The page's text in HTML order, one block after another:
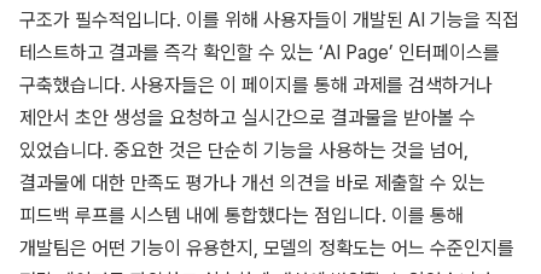
구조가 필수적입니다. 이를 위해 사용자들이 개발된 AI 기능을 직접
테스트하고 결과를 즉각 확인할 수 있는 ‘AI Page’ 인터페이스를
구축했습니다. 사용자들은 이 페이지를 통해 과제를 검색하거나
제안서 초안 생성을 요청하고 실시간으로 결과물을 받아볼 수
있었습니다. 중요한 것은 단순히 기능을 사용하는 것을 넘어,
결과물에 대한 만족도 평가나 개선 의견을 바로 제출할 수 있는
피드백 루프를 시스템 내에 통합했다는 점입니다. 이를 통해
개발팀은 어떤 기능이 유용한지, 모델의 정확도는 어느 수준인지를